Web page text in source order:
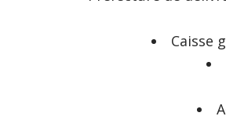
Caisse